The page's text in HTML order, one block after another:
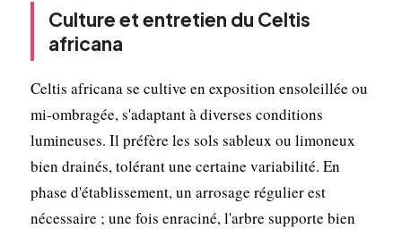
Culture et entretien du Celtis
africana
Celtis africana se cultive en exposition ensoleillée ou
mi-ombragée, s'adaptant à diverses conditions
lumineuses. Il préfère les sols sableux ou limoneux
bien drainés, tolérant une certaine variabilité. En
phase d'établissement, un arrosage régulier est
nécessaire ; une fois enraciné, l'arbre supporte bien